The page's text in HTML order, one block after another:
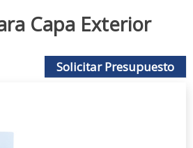
Capa Exterior
Solicitar Presupuesto